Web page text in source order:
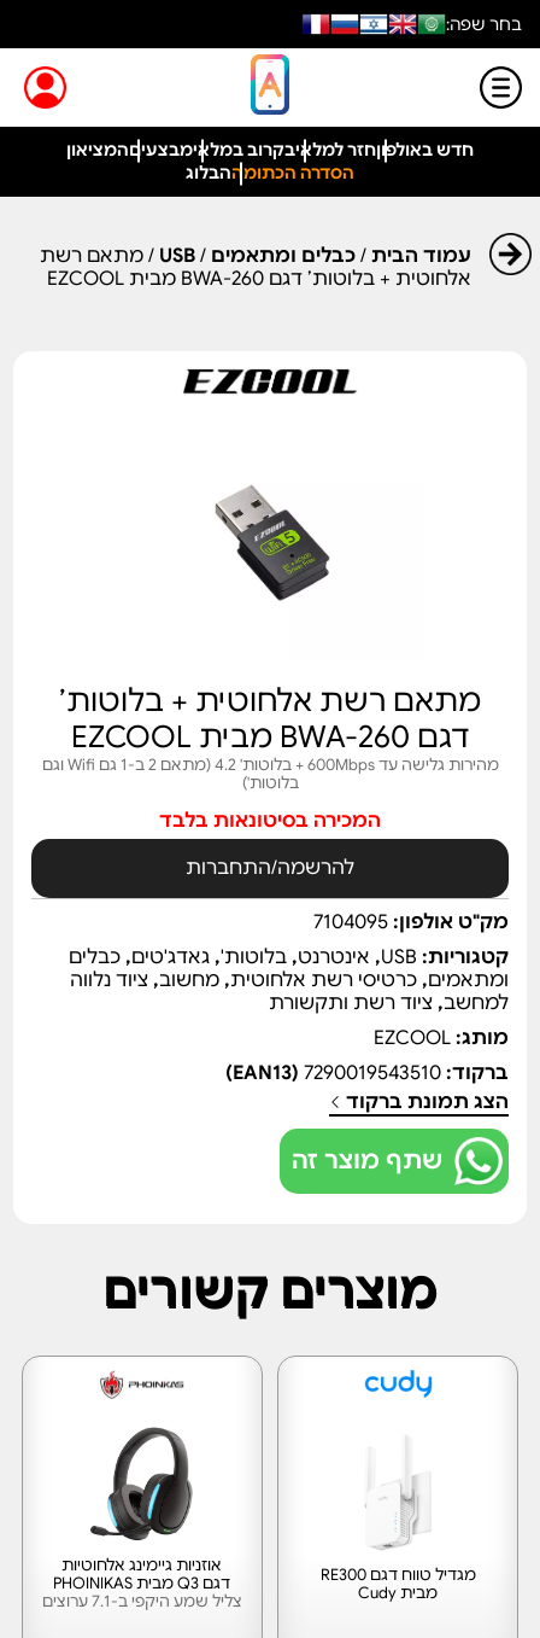
בחר שפה:
חדש באולפוןחזר למלאיבקרוב במלאימבצעיםהמציאון
הסדרה הכתומההבלוג
עמוד הבית/ כבלים ומתאמים /
USB / מתאם רשת
אלחוטית + בלוטות’ דגם BWA-260 מבית EZCOOL
מתאם רשת אלחוטית + בלוטות’
דגם BWA-260 מבית EZCOOL
מהירות גלישה עד 600Mbps + בלוטות' 4.2 (מתאם 2 ב-1 גם Wifi וגם
בלוטות')
המכירה בסיטונאות בלבד
להרשמה/התחברות
מק"ט אולפון:7104095
קטגוריות: USB
, אינטרנט,בלוטות',גאדג'טים,כבלים
ומתאמים,כרטיסי רשת אלחוטית,מחשוב,ציוד נלווה
למחשב,ציוד רשת ותקשורת
מותג:EZCOOL
ברקוד:7290019543510
(EAN13)
הצג תמונת ברקוד
שתף מוצר זה
מוצרים קשורים
מגדיל טווח דגם RE300
מבית Cudy
צליל שמע היקפי ב-7.1 ערוצים
אוזניות גיימינג אלחוטיות
דגם Q3 מבית PHOINIKAS